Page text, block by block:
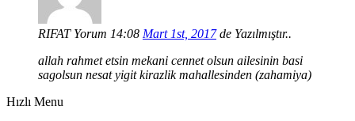
RIFAT Yorum 14:08 Mart 1st, 2017de Yazılmıştır..
allah rahmet etsin mekani cennet olsun ailesinin basi
sagolsun nesat yigit kirazlik mahallesinden (zahamiya)
Hızlı Menu